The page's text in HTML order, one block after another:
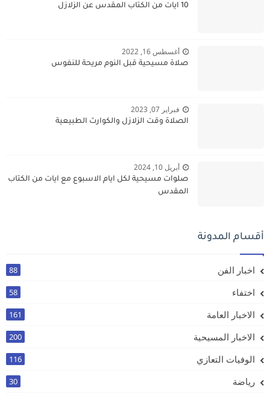
10 ايات من الكتاب المقدس عن الزلازل
أغسطس 16, 2022
صلاة مسيحية قبل النوم مريحة للنفوس
فبراير 07, 2023
الصلاة وقت الزلازل والكوارث الطبيعية
أبريل 10, 2024
صلوات مسيحية لكل ايام الاسبوع مع ايات من الكتاب
المقدس
أقسام المدونة
اخبار الفن 88
اختفاء 58
الاخبار العامة 161
الاخبار المسيحية 200
الوفيات التعازي 116
رياضة 30